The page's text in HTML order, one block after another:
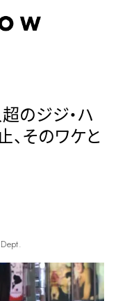
のジジ・ハ
、そのワケと